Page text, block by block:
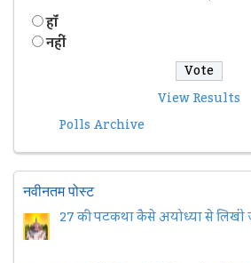
हॉं
नहीं
View Results
Polls Archive
नवीनतम पोस्ट
27 की पटकथा कैसे अयोध्या से लिखी